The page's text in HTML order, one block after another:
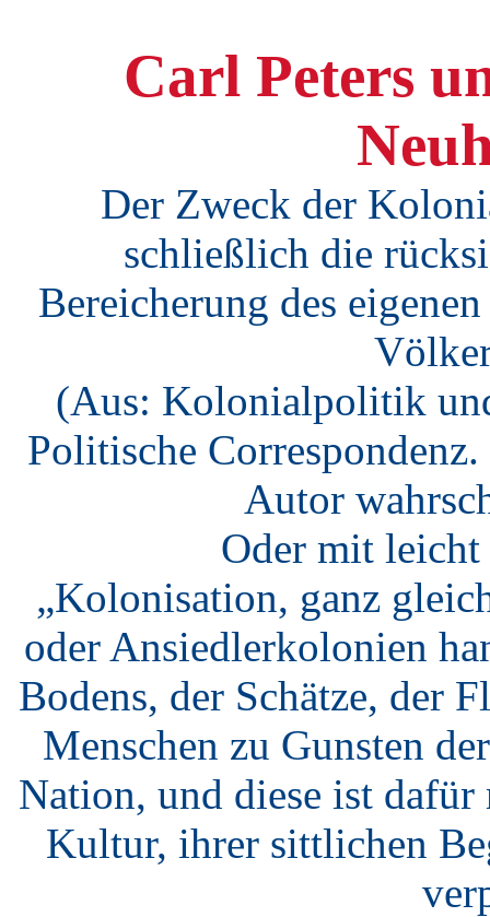
Carl Peters
Der Zweck der
schließlich die
Bereicherung des
(Aus: Kolonialpolitik
Politische
Autor
Oder mit leicht
„Kolonisation, ganz
oder Ansiedlerkolonien
Bodens, der Schätze, der
Menschen zu Gunsten
Nation, und diese ist dafür
Kultur, ihrer sittlichen